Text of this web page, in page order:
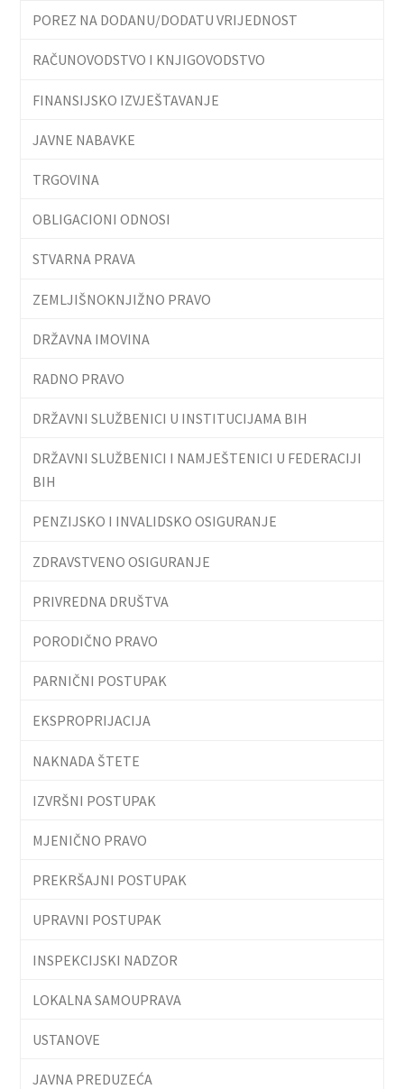
POREZ NA DODANU/DODATU VRIJEDNOST
RAČUNOVODSTVO I KNJIGOVODSTVO
FINANSIJSKO IZVJEŠTAVANJE
JAVNE NABAVKE
TRGOVINA
OBLIGACIONI ODNOSI
STVARNA PRAVA
ZEMLJIŠNOKNJIŽNO PRAVO
DRŽAVNA IMOVINA
RADNO PRAVO
DRŽAVNI SLUŽBENICI U INSTITUCIJAMA BIH
DRŽAVNI SLUŽBENICI I NAMJEŠTENICI U FEDERACIJI
BIH
PENZIJSKO I INVALIDSKO OSIGURANJE
ZDRAVSTVENO OSIGURANJE
PRIVREDNA DRUŠTVA
PORODIČNO PRAVO
PARNIČNI POSTUPAK
EKSPROPRIJACIJA
NAKNADA ŠTETE
IZVRŠNI POSTUPAK
MJENIČNO PRAVO
PREKRŠAJNI POSTUPAK
UPRAVNI POSTUPAK
INSPEKCIJSKI NADZOR
LOKALNA SAMOUPRAVA
USTANOVE
JAVNA PREDUZEĆA